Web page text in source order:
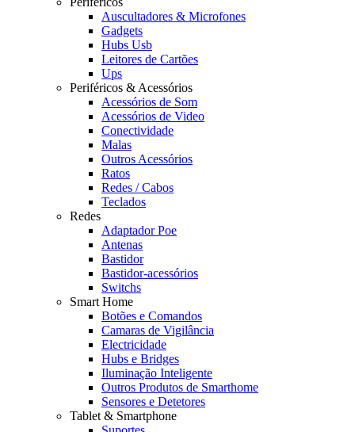
Auscultadores & Microfones
Gadgets
Hubs Usb
Leitores de Cartões
Ups
Periféricos & Acessórios
Acessórios de Som
Acessórios de Video
Conectividade
Malas
Outros Acessórios
Ratos
Redes / Cabos
Teclados
Redes
Adaptador Poe
Antenas
Bastidor
Bastidor-acessórios
Switchs
Smart Home
Botões e Comandos
Camaras de Vigilância
Electricidade
Hubs e Bridges
Iluminação Inteligente
Outros Produtos de Smarthome
Sensores e Detetores
Tablet & Smartphone